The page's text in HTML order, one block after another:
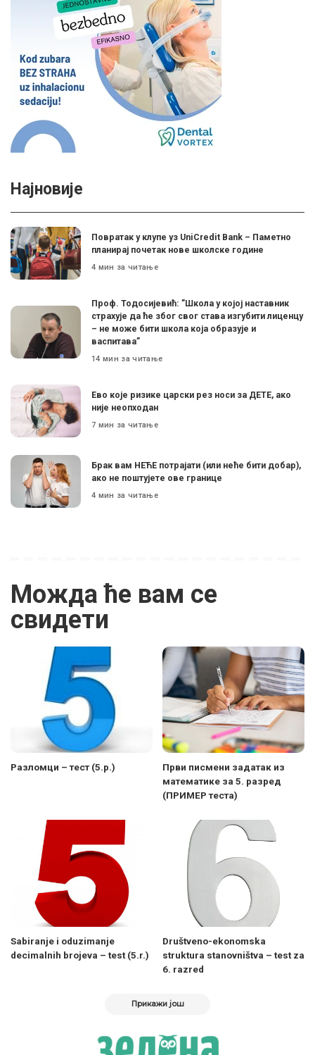
Најновије
Поврaтак у клупе уз UniCredit Bank – Паметно
планирај почетак нове школске године
4 мин за читање
Проф. Тодосијевић: ”Школа у којој наставник
страхује да ће због свог става изгубити лиценцу
– не може бити школа која образује и
васпитава”
14 мин за читање
Ево које ризике царски рез носи за ДЕТЕ, ако
није неопходан
7 мин за читање
Брак вам НЕЋЕ потрајати (или неће бити добар),
ако не поштујете ове границе
4 мин за читање
Можда ће вам се
свидети
Разломци – тест (5.р.)
Први писмени задатак из
математике за 5. разред
(ПРИМЕР теста)
Sabiranje i oduzimanje
decimalnih brojeva – test (5.r.)
Društveno-ekonomska
struktura stanovništva – test za
6. razred
Прикажи још